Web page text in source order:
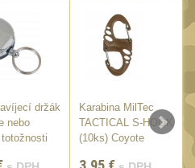
držák
nebo
Karabina MilTec
TACTICAL S-HOOK
(10ks) Coyote